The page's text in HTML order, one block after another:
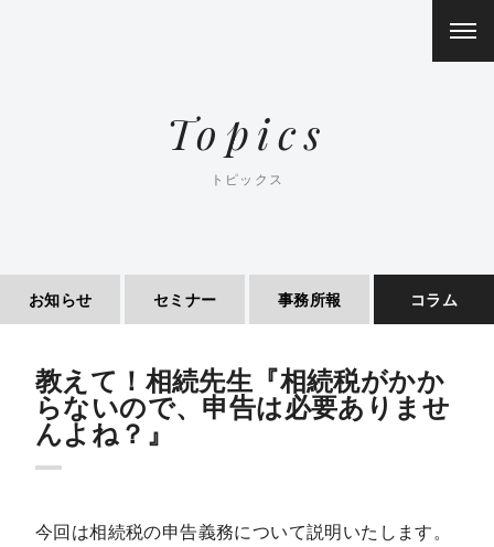
事務所理念
概要・アクセス
法務
Topics
トピックス
お知らせ セミナー 事務所報 コラム
教えて！相続先生『相続税がかか
らないので、申告は必要ありませ
んよね？』
今回は相続税の申告義務について説明いたします。